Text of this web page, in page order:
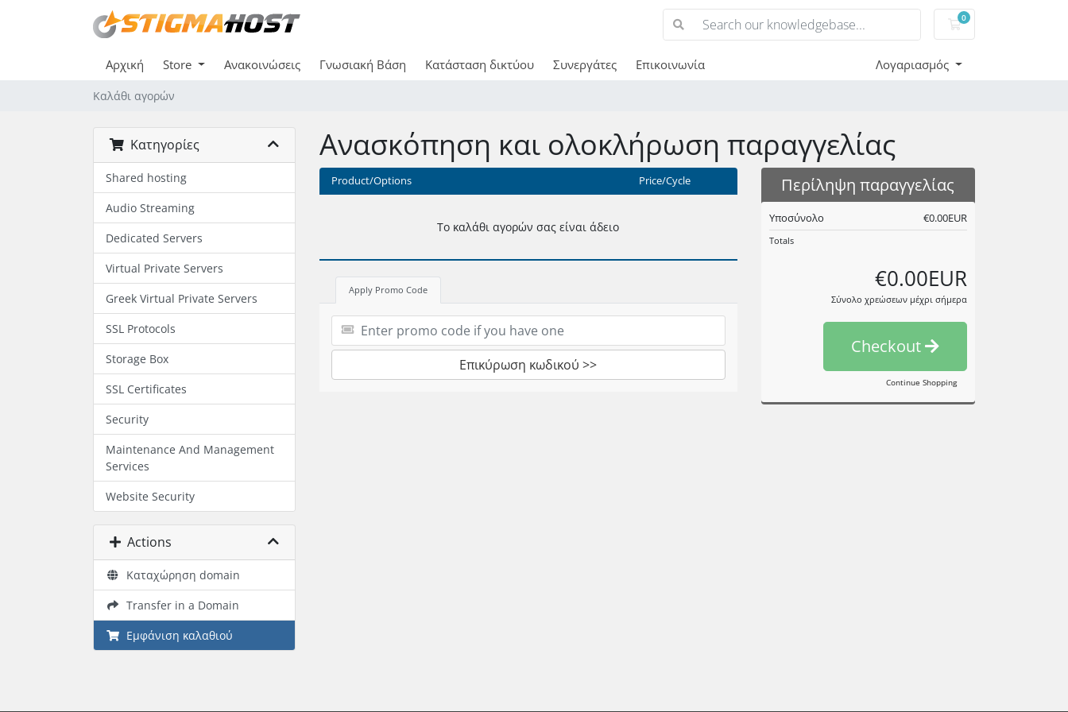
0
Καλάθι αγορών
Αρχική Store Ανακοινώσεις Γνωσιακή Βάση Κατάσταση δικτύου Συνεργάτες Επικοινωνία Λογαριασμός
Καλάθι αγορών
Κατηγορίες
Shared hosting
Audio Streaming
Dedicated Servers
Virtual Private Servers
Greek Virtual Private Servers
SSL Protocols
Storage Box
SSL Certificates
Security
Maintenance And Management
Services
Website Security
Actions
Καταχώρηση domain
Transfer in a Domain
Εμφάνιση καλαθιού
Ανασκόπηση και ολοκλήρωση παραγγελίας
Product/Options Price/Cycle
Το καλάθι αγορών σας είναι άδειο
Apply Promo Code
Επικύρωση κωδικού >>
Περίληψη παραγγελίας
Υποσύνολο €0.00EUR
Totals
€0.00EUR
Σύνολο χρεώσεων μέχρι σήμερα
Checkout
Continue Shopping